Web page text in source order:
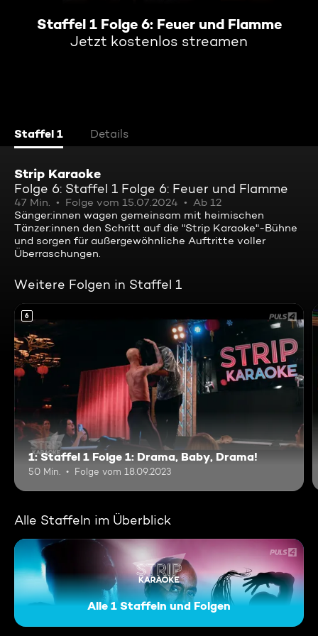
Staffel 1 Folge 6: Feuer und Flamme
Jetzt kostenlos streamen
Staffel 1 Details
Strip Karaoke
Folge 6: Staffel 1 Folge 6: Feuer und Flamme
47 Min. Folge vom 15.07.2024
Ab 12
Sänger:innen wagen gemeinsam mit heimischen
Tänzer:innen den Schritt auf die "Strip Karaoke"-Bühne
und sorgen für außergewöhnliche Auftritte voller
Überraschungen.
Weitere Folgen in Staffel 1
6
1: Staffel 1 Folge 1: Drama, Baby, Drama!
50 Min. Folge vom 18.09.2023
Alle Staffeln im Überblick
Alle 1 Staffeln und Folgen